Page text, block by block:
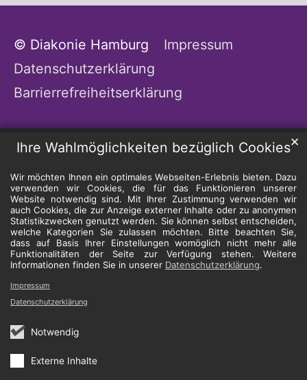
Ihre Wahlmöglichkeiten bezüglich Cookies
Wir möchten Ihnen ein optimales Webseiten-Erlebnis bieten. Dazu
verwenden wir Cookies, die für das Funktionieren unserer
Website notwendig sind. Mit Ihrer Zustimmung verwenden wir
auch Cookies, die zur Anzeige externer Inhalte oder zu anonymen
Statistikzwecken genutzt werden. Sie können selbst entscheiden,
welche Kategorien Sie zulassen möchten. Bitte beachten Sie,
dass auf Basis Ihrer Einstellungen womöglich nicht mehr alle
Funktionalitäten der Seite zur Verfügung stehen. Weitere
Informationen finden Sie in unserer Datenschutzerklärung.
Notwendig
Externe Inhalte
✕
Impressum
Datenschutzerklärung
© Diakonie Hamburg
Impressum
Datenschutzerklärung
Barrierrefreiheitserklärung